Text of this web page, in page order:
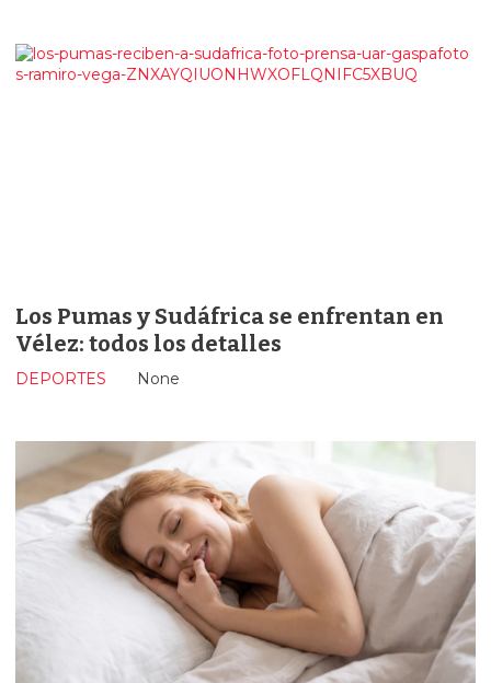
Los Pumas y Sudáfrica se enfrentan en
Vélez: todos los detalles
None
DEPORTES